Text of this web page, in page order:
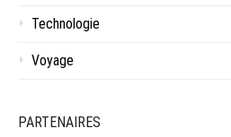
Technologie
Voyage
PARTENAIRES